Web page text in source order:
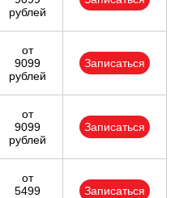
рублей
от
9099
рублей
Записаться
от
9099
рублей
Записаться
от
5499
Записаться